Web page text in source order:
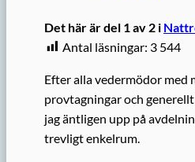
Det här är del 1 av 2 i
Antal läsningar: 3 544
Efter alla vedermödor med
provtagningar och
jag äntligen upp på
trevligt enkelrum.